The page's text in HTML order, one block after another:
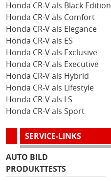
Honda CR-V als Black Edition
Honda CR-V als Comfort
Honda CR-V als Elegance
Honda CR-V als ES
Honda CR-V als Exclusive
Honda CR-V als Executive
Honda CR-V als Hybrid
Honda CR-V als Lifestyle
Honda CR-V als LS
Honda CR-V als Sport
SERVICE-LINKS
AUTO BILD
PRODUKTTESTS